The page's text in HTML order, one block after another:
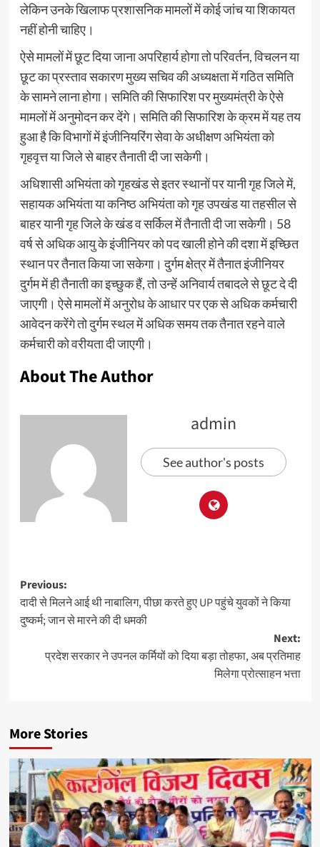
लेकिन उनके खिलाफ प्रशासनिक मामलों में कोई जांच या शिकायत
नहीं होनी चाहिए।
ऐसे मामलों में छूट दिया जाना अपरिहार्य होगा तो परिवर्तन, विचलन या
छूट का प्रस्ताव सकारण मुख्य सचिव की अध्यक्षता में गठित समिति
के सामने लाना होगा। समिति की सिफारिश पर मुख्यमंत्री के ऐसे
मामलों में अनुमोदन कर देंगे। समिति की सिफारिश के क्रम में यह तय
हुआ है कि विभागों में इंजीनियरिंग सेवा के अधीक्षण अभियंता को
गृहवृत्त या जिले से बाहर तैनाती दी जा सकेगी।
अधिशासी अभियंता को गृहखंड से इतर स्थानों पर यानी गृह जिले में,
सहायक अभियंता या कनिष्ठ अभियंता को गृह उपखंड या तहसील से
बाहर यानी गृह जिले के खंड व सर्किल में तैनाती दी जा सकेगी। 58
वर्ष से अधिक आयु के इंजीनियर को पद खाली होने की दशा में इच्छित
स्थान पर तैनात किया जा सकेगा। दुर्गम क्षेत्र में तैनात इंजीनियर
दुर्गम में ही तैनाती का इच्छुक हैं, तो उन्हें अनिवार्य तबादले से छूट दे दी
जाएगी। ऐसे मामलों में अनुरोध के आधार पर एक से अधिक कर्मचारी
आवेदन करेंगे तो दुर्गम स्थल में अधिक समय तक तैनात रहने वाले
कर्मचारी को वरीयता दी जाएगी।
About The Author
admin
See author's posts
Previous:
दादी से मिलने आई थी नाबालिग, पीछा करते हुए UP पहुंचे युवकों ने किया
दुष्कर्म; जान से मारने की दी धमकी
Next:
प्रदेश सरकार ने उपनल कर्मियों को दिया बड़ा तोहफा, अब प्रतिमाह
मिलेगा प्रोत्साहन भत्ता
More Stories